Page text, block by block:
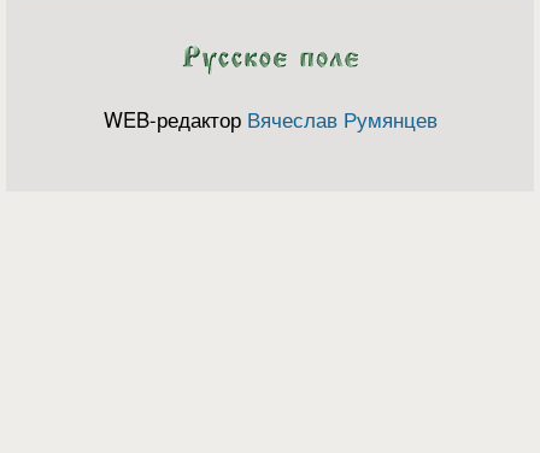
WEB-редактор Вячеслав Румянцев